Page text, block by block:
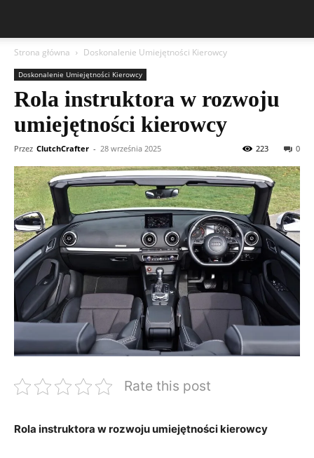
Strona główna Doskonalenie Umiejętności Kierowcy
Doskonalenie Umiejętności Kierowcy
Rola instruktora w rozwoju
umiejętności kierowcy
Przez ClutchCrafter - 28 września 2025 0
223
Rate this post
Rola ‌instruktora w​ rozwoju umiejętności kierowcy